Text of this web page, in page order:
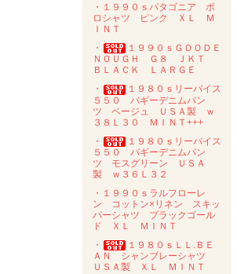
・１９９０ｓパタゴニア ポ
ロシャツ ピンク ＸＬ Ｍ
ＩＮＴ
・
１９９０ｓＧＯＯＤＥ
ＮＯＵＧＨ Ｇ８ ＪＫＴ
ＢＬＡＣＫ ＬＡＲＧＥ
・
１９８０ｓリーバイス
５５０ バギーデニムパン
ツ ベージュ ＵＳＡ製 ｗ
３８Ｌ３０ ＭＩＮＴ+++
・
１９８０ｓリーバイス
５５０ バギーデニムパン
ツ モスグリーン ＵＳＡ
製 ｗ３６Ｌ３２
・１９９０ｓラルフローレ
ン コットン×リネン スキッ
パーシャツ ブラックゴール
ド ＸＬ ＭＩＮＴ
・
１９８０ｓＬＬ.ＢＥ
ＡＮ シャンブレーシャツ
ＵＳＡ製 ＸＬ ＭＩＮＴ